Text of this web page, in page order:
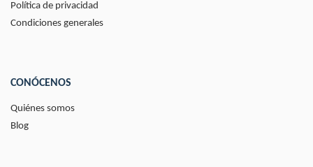
Política de privacidad
Condiciones generales
CONÓCENOS
Quiénes somos
Blog